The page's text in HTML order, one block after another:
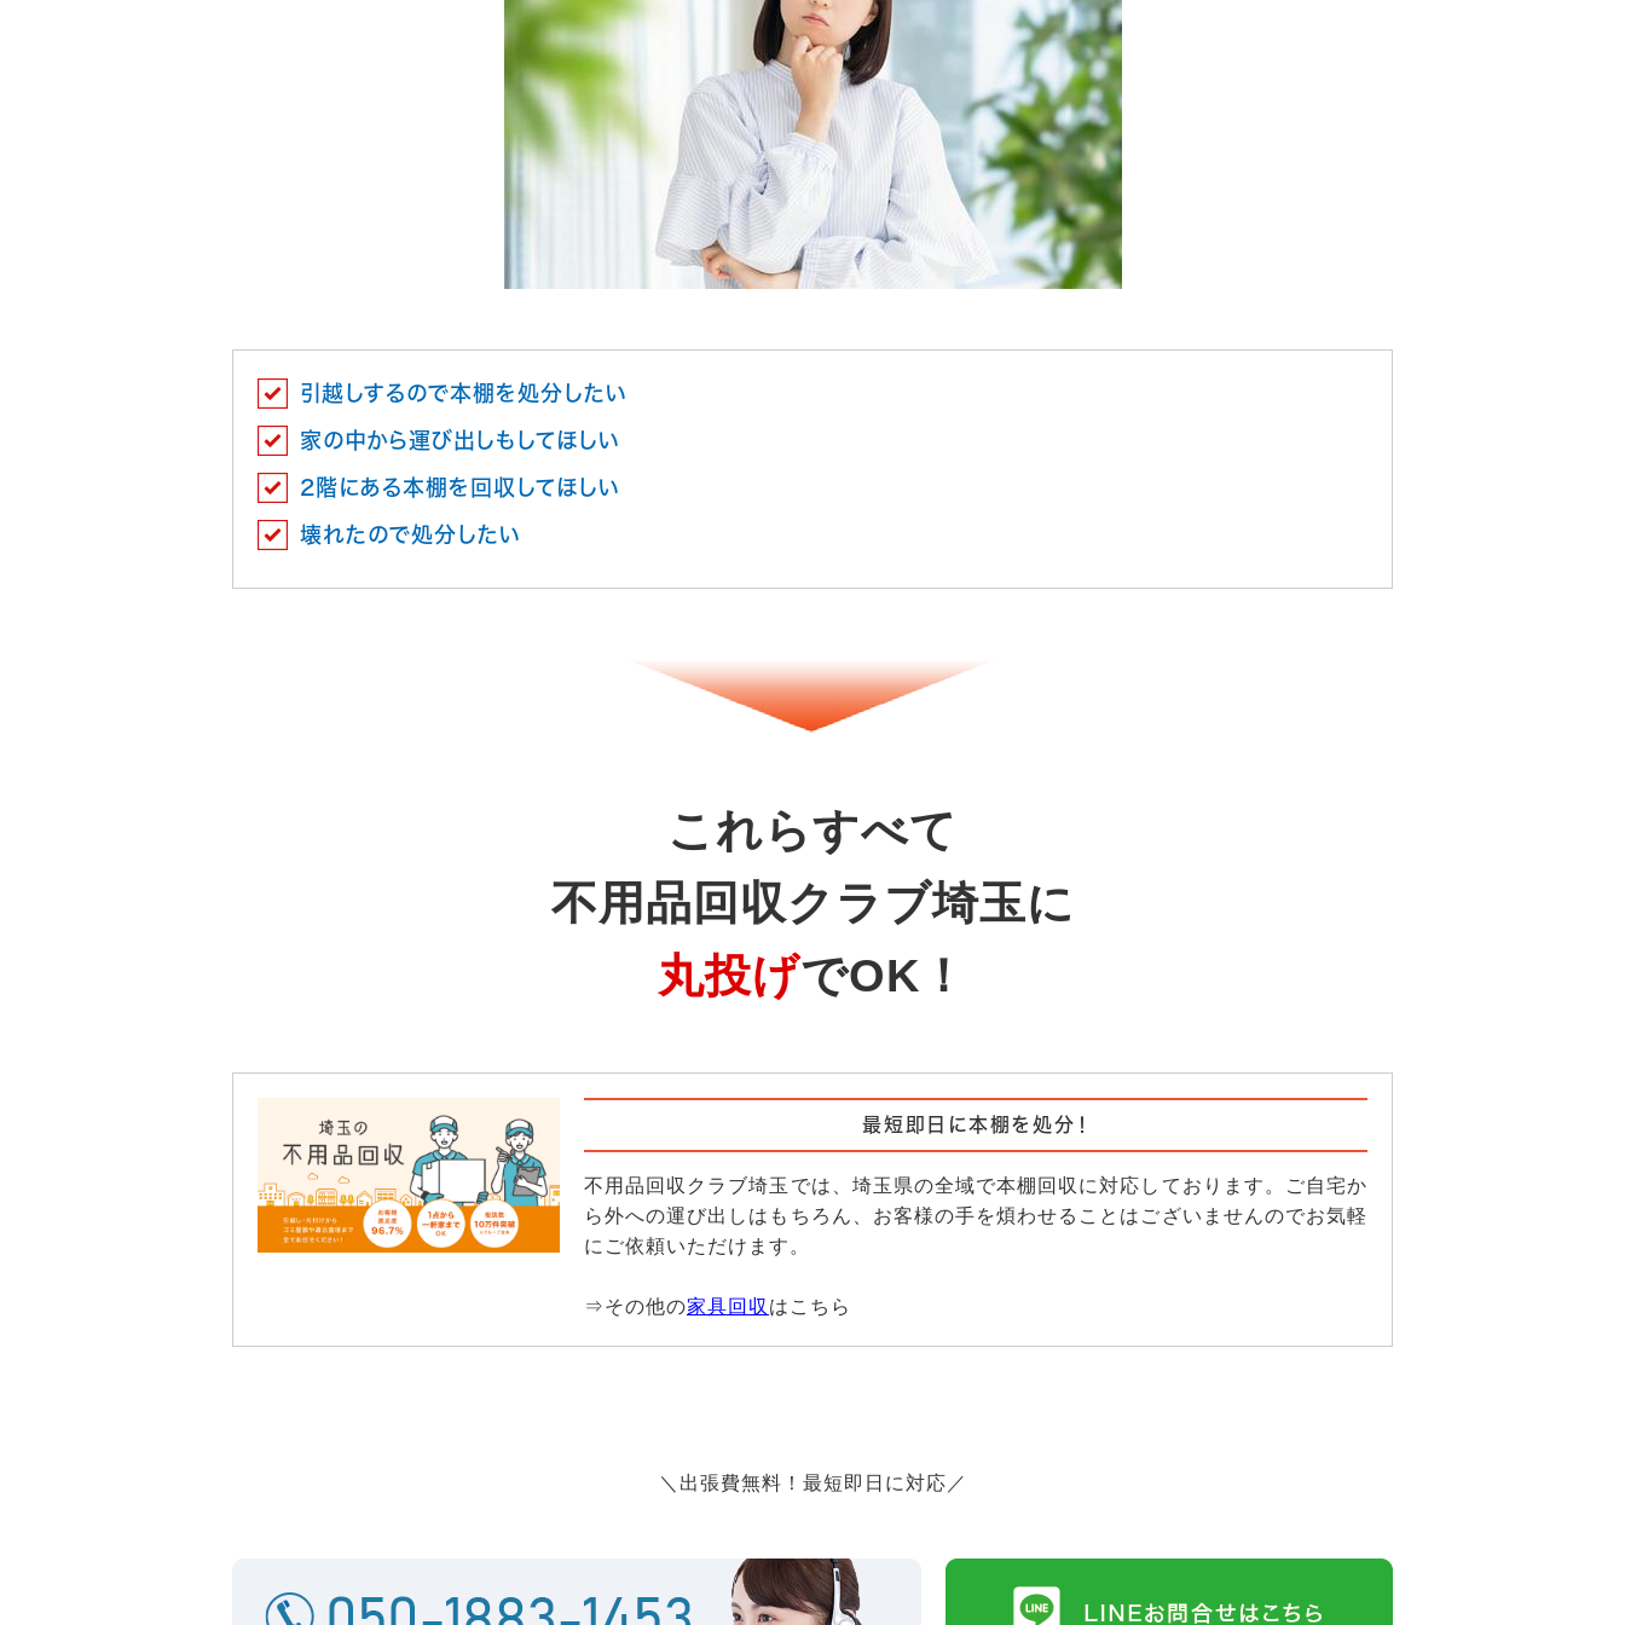
引越しするので本棚を処分したい
家の中から運び出しもしてほしい
2階にある本棚を回収してほしい
壊れたので処分したい
これらすべて
不用品回収クラブ埼玉に
丸投げでOK！
最短即日に本棚を処分！
不用品回収クラブ埼玉では、埼玉県の全域で本棚回収に対応しております。ご自宅か
ら外への運び出しはもちろん、お客様の手を煩わせることはございませんのでお気軽
にご依頼いただけます。
⇒その他の家具回収 はこちら
＼出張費無料！最短即日に対応／